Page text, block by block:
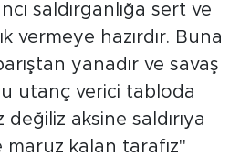
saldırganlığa sert ve
vermeye hazırdır. Buna
yanadır ve savaş
utanç verici tabloda
aksine saldırıya
kalan tarafız"